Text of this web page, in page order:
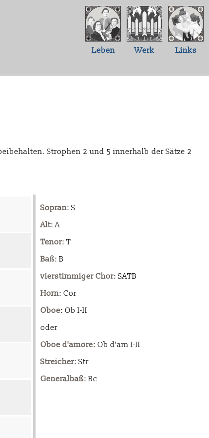
Leben Werk Links
Strophen 2 und 5 innerhalb der Sätze 2
Sopran: S
Alt: A
Tenor: T
Baß: B
vierstimmiger Chor: SATB
Horn: Cor
Oboe: Ob I-II
oder
Oboe d'amore: Ob d'am I-II
Streicher: Str
Generalbaß: Bc